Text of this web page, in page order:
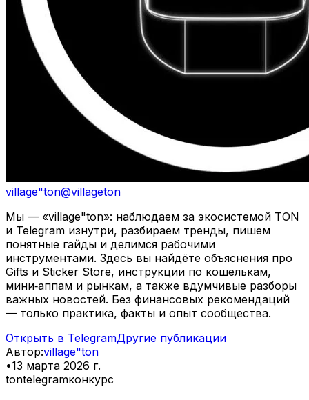
village"ton@villageton
Мы — «village"ton»: наблюдаем за экосистемой TON
и Telegram изнутри, разбираем тренды, пишем
понятные гайды и делимся рабочими
инструментами. Здесь вы найдёте объяснения про
Gifts и Sticker Store, инструкции по кошелькам,
мини‑аппам и рынкам, а также вдумчивые разборы
важных новостей. Без финансовых рекомендаций
— только практика, факты и опыт сообщества.
Открыть в TelegramДругие публикации
Автор:village"ton
•13 марта 2026 г.
tontelegramконкурс